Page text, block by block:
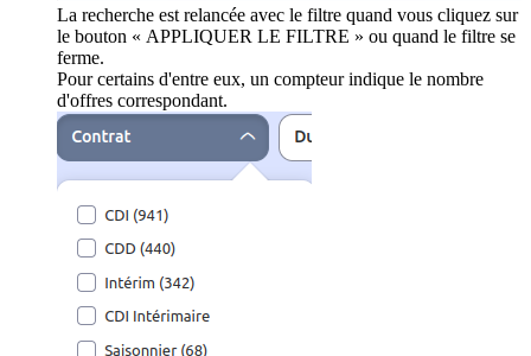
La recherche est relancée avec le filtre quand vous cliquez sur
le bouton « APPLIQUER LE FILTRE » ou quand le filtre se
ferme.
Pour certains d'entre eux, un compteur indique le nombre
d'offres correspondant.